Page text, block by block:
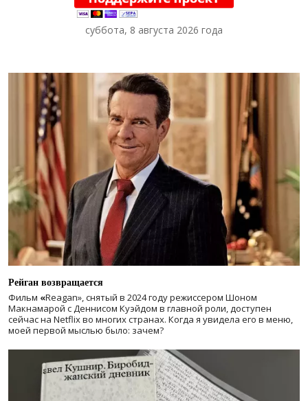
суббота, 8 августа 2026 года
Рейган возвращается
Фильм «Reagan», снятый в 2024 годурежиссером Шоном
Макнамарой с Деннисом Куэйдом в главной роли, доступен
сейчас на Netflix во многих странах. Когда я увидела его в меню,
моей первой мыслью было: зачем?